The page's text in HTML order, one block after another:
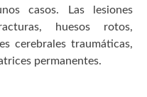
casos. Las lesiones
huesos rotos,
cerebrales traumáticas,
permanentes.